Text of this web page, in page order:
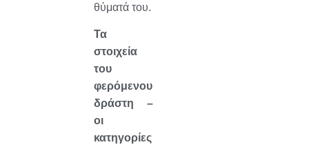
θύματά του.
Τα
στοιχεία
του
φερόμενου
δράστη –
οι
κατηγορίες